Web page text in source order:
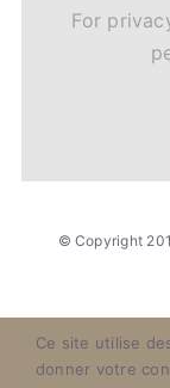
For
© Copyright
Ce site utilise
donner votre